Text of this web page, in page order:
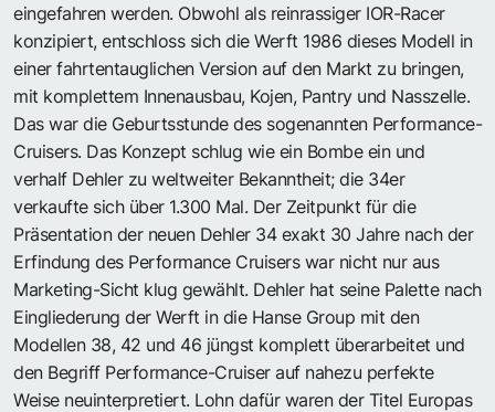
eingefahren werden. Obwohl als reinrassiger IOR-Racer
konzipiert, entschloss sich die Werft 1986 dieses Modell in
einer fahrtentauglichen Version auf den Markt zu bringen,
mit komplettem Innenausbau, Kojen, Pantry und Nasszelle.
Das war die Geburtsstunde des sogenannten Performance-
Cruisers. Das Konzept schlug wie ein Bombe ein und
verhalf Dehler zu weltweiter Bekanntheit; die 34er
verkaufte sich über 1.300 Mal. Der Zeitpunkt für die
Präsentation der neuen Dehler 34 exakt 30 Jahre nach der
Erfindung des Performance Cruisers war nicht nur aus
Marketing-Sicht klug gewählt. Dehler hat seine Palette nach
Eingliederung der Werft in die Hanse Group mit den
Modellen 38, 42 und 46 jüngst komplett überarbeitet und
den Begriff Performance-Cruiser auf nahezu perfekte
Weise neuinterpretiert. Lohn dafür waren der Titel Europas